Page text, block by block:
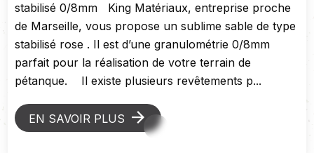
stabilisé 0/8mm King Matériaux, entreprise proche
de Marseille, vous propose un sublime sable de type
stabilisé rose . Il est d’une granulométrie 0/8mm
parfait pour la réalisation de votre terrain de
pétanque. Il existe plusieurs revêtements p...
EN SAVOIR PLUS